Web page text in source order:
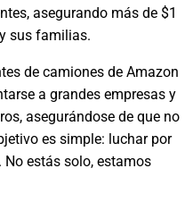
asegurando más de $1
sus familias.
de camiones de Amazon
a grandes empresas y
asegurándose de que no
es simple: luchar por
estás solo, estamos